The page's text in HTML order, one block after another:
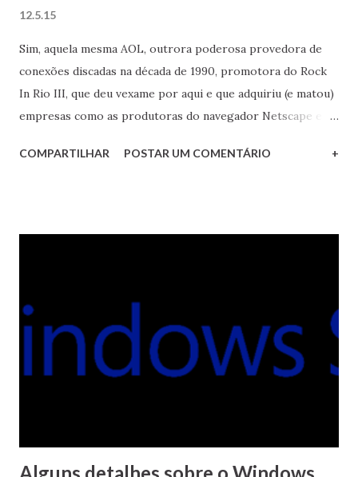
12.5.15
Sim, aquela mesma AOL, outrora poderosa provedora de
conexões discadas na década de 1990, promotora do Rock
In Rio III, que deu vexame por aqui e que adquiriu (e matou)
empresas como as produtoras do navegador Netscape e do
telefonia Verizon por 4,4 bilhões de obamas em cash , sem
contar com cerca de dois milhões de assinantes de planos
de conexão discada e ter apresentado um lucro líquido
superior aos 100 milhões de dólares, eu sinceramente não
COMPARTILHAR POSTAR UM COMENTÁRIO +